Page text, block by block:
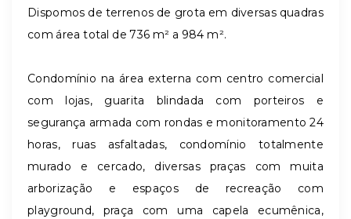
Dispomos de terrenos de grota em diversas quadras
com área total de 736 m² a 984 m².
Condomínio na área externa com centro comercial
com lojas, guarita blindada com porteiros e
segurança armada com rondas e monitoramento 24
horas, ruas asfaltadas, condomínio totalmente
murado e cercado, diversas praças com muita
arborização e espaços de recreação com
playground, praça com uma capela ecumênica,